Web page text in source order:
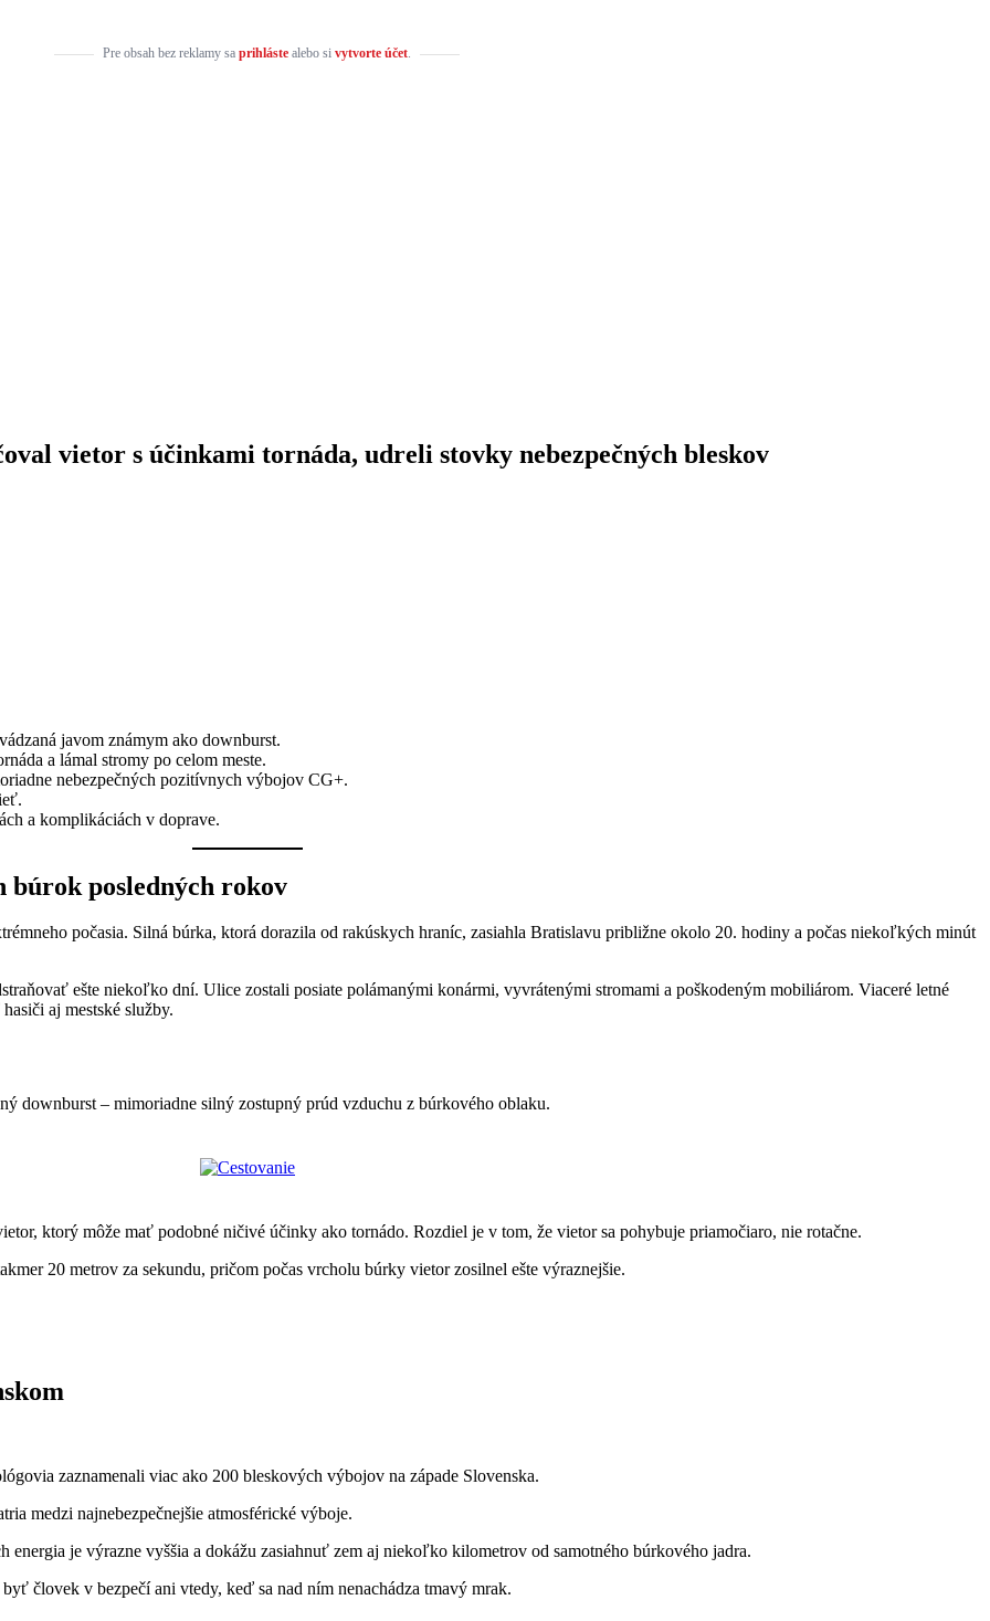
Pre obsah bez reklamy sa prihlástealebo si vytvorte účet.
vietor s účinkami tornáda, udreli stovky nebezpečných bleskov
javom známym ako downburst.
a lámal stromy po celom meste.
nebezpečných pozitívnych výbojov CG+.
a komplikáciách v doprave.
búrok posledných rokov
počasia. Silná búrka, ktorá dorazila od rakúskych hraníc, zasiahla Bratislavu približne okolo 20. hodiny a počas niekoľkých minút
ešte niekoľko dní. Ulice zostali posiate polámanými konármi, vyvrátenými stromami a poškodeným mobiliárom. Viaceré letné
aj mestské služby.
downburst – mimoriadne silný zostupný prúd vzduchu z búrkového oblaku.
ktorý môže mať podobné ničivé účinky ako tornádo. Rozdiel je v tom, že vietor sa pohybuje priamočiaro, nie rotačne.
20 metrov za sekundu, pričom počas vrcholu búrky vietor zosilnel ešte výraznejšie.
zaznamenali viac ako 200 bleskových výbojov na západe Slovenska.
medzi najnebezpečnejšie atmosférické výboje.
je výrazne vyššia a dokážu zasiahnuť zem aj niekoľko kilometrov od samotného búrkového jadra.
človek v bezpečí ani vtedy, keď sa nad ním nenachádza tmavý mrak.